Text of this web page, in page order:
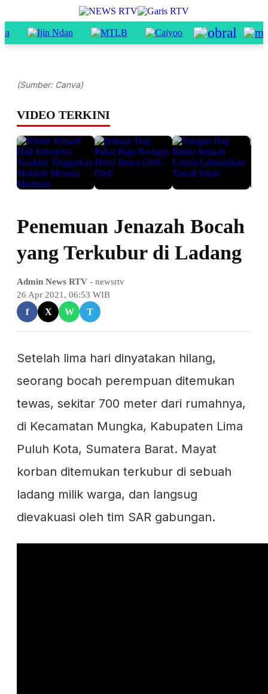
(Sumber: Canva)
VIDEO TERKINI
Penemuan Jenazah Bocah
yang Terkubur di Ladang
Admin News RTV - newsrtv
26 Apr 2021, 06:53 WIB
f X W T
Setelah lima hari dinyatakan hilang,
seorang bocah perempuan ditemukan
tewas, sekitar 700 meter dari rumahnya,
di Kecamatan Mungka, Kabupaten Lima
Puluh Kota, Sumatera Barat. Mayat
korban ditemukan terkubur di sebuah
ladang milik warga, dan langsug
dievakuasi oleh tim SAR gabungan.